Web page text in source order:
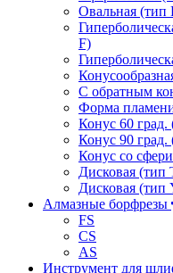
Овальная (тип
F)
C обратным
Форма
Конус 60 град.
Конус 90
Конус со
Дисковая (тип
Дисковая (тип
Алмазные борфрезы
FS
CS
AS
Инструмент для